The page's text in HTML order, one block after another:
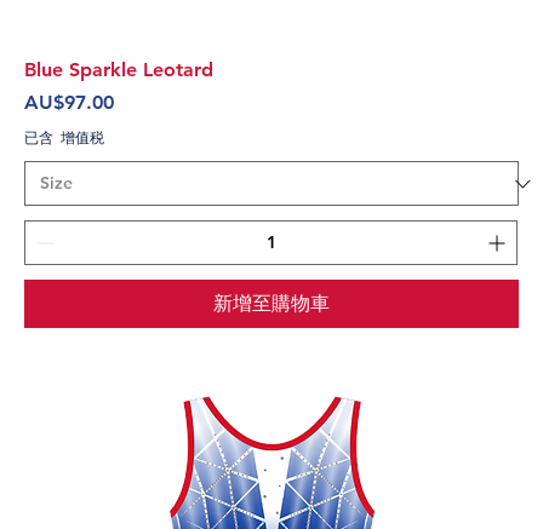
Blue Sparkle Leotard
價格
AU$97.00
已含 增值税
新增至購物車